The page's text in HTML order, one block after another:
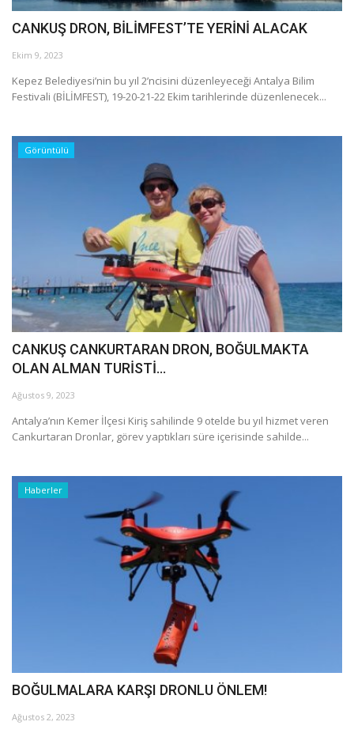
CANKUŞ DRON, BİLİMFEST’TE YERİNİ ALACAK
Ekim 9, 2023
Kepez Belediyesi’nin bu yıl 2’ncisini düzenleyeceği Antalya Bilim
Festivali (BİLİMFEST), 19-20-21-22 Ekim tarihlerinde düzenlenecek...
Görüntülü
CANKUŞ CANKURTARAN DRON, BOĞULMAKTA
OLAN ALMAN TURİSTİ...
Ağustos 9, 2023
Antalya’nın Kemer İlçesi Kiriş sahilinde 9 otelde bu yıl hizmet veren
Cankurtaran Dronlar, görev yaptıkları süre içerisinde sahilde...
Haberler
BOĞULMALARA KARŞI DRONLU ÖNLEM!
Ağustos 2, 2023